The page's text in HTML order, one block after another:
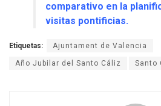
comparativo en la
visitas pontificias.
Etiquetas: Ajuntament de Valencia
Año Jubilar del Santo Cáliz Santo